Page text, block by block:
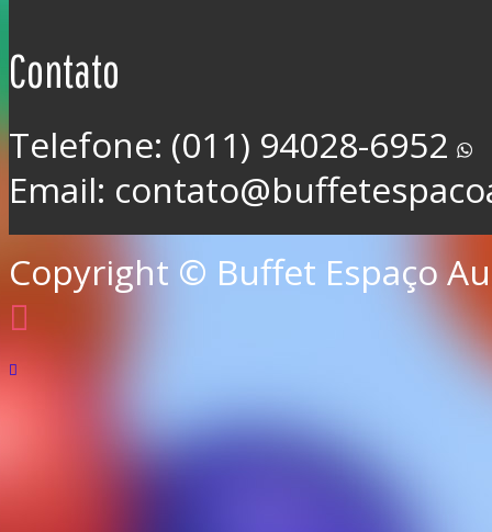
Contato
Telefone: (011) 94028-6952
Email:
Copyright © Buffet Espaço